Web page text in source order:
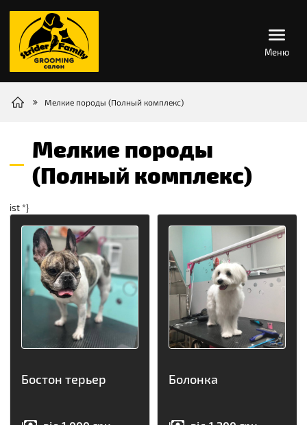
Меню
Мелкие породы (Полный комплекс)
Мелкие породы
(Полный комплекс)
ist *}
Бостон терьер Болонка